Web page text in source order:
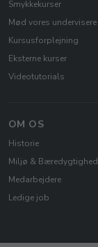
Smykkekurser
Mød vores undervisere
Kursusforplejning
Eksterne kurser
Videotutorials
OM OS
Historie
Miljø & Bæredygtighed
Medarbejdere
Ledige job